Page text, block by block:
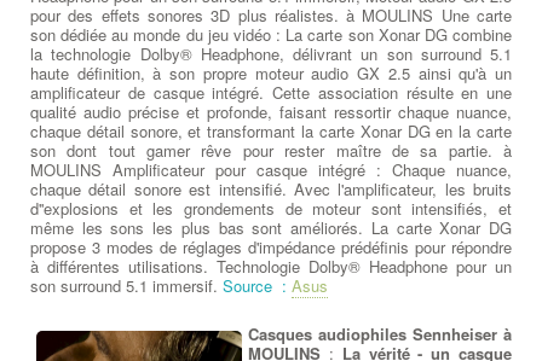
pour des effets sonores 3D plus réalistes. à MOULINS Une carte
son dédiée au monde du jeu vidéo : La carte son Xonar DG combine
la technologie Dolby® Headphone, délivrant un son surround 5.1
haute définition, à son propre moteur audio GX 2.5 ainsi qu'à un
amplificateur de casque intégré. Cette association résulte en une
qualité audio précise et profonde, faisant ressortir chaque nuance,
chaque détail sonore, et transformant la carte Xonar DG en la carte
son dont tout gamer rêve pour rester maître de sa partie. à
MOULINS Amplificateur pour casque intégré : Chaque nuance,
chaque détail sonore est intensifié. Avec l'amplificateur, les bruits
d''explosions et les grondements de moteur sont intensifiés, et
même les sons les plus bas sont améliorés. La carte Xonar DG
propose 3 modes de réglages d'impédance prédéfinis pour répondre
à différentes utilisations. Technologie Dolby® Headphone pour un
son surround 5.1 immersif. Source : Asus
Casques audiophiles Sennheiser à
MOULINS : La vérité - un casque